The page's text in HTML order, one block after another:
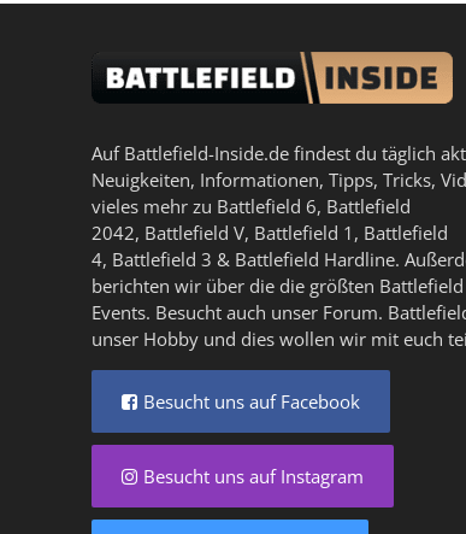
Auf Battlefield-Inside.de findest du täglich
Neuigkeiten, Informationen, Tipps, Tricks,
vieles mehr zu Battlefield 6, Battlefield
2042, Battlefield V, Battlefield 1 , Battlefield
4, Battlefield 3 & Battlefield Hardline.
berichten wir über die die größten
Events. Besucht auch unser Forum.
unser Hobby und dies wollen wir mit euch
Besucht uns auf Facebook
Besucht uns auf Instagram